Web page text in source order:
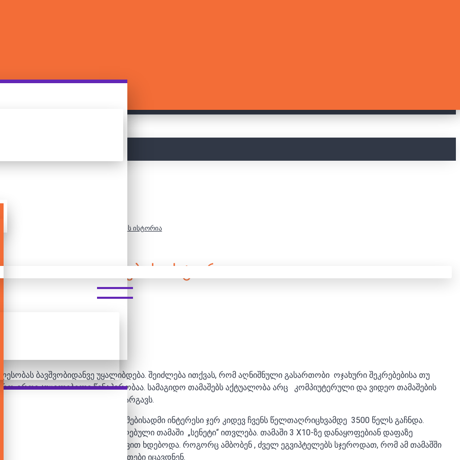
სამაგიდო თამაშების ისტორია
ᲗᲐᲛᲐᲨᲔᲑᲘᲡ ᲘᲡᲢᲝᲠᲘᲐ
ბავშვობიდანვე უყალიბდება. შეიძლება ითქვას, რომ აღნიშნული გასართობი ოჯახური შეკრებებისა თუ
ერთი აუცილებელი წინაპირობაა. სამაგიდო თამაშებს აქტუალობა არც კომპიუტერული და ვიდეო თამაშების
ეპოქაში დაუკარგავს.
გაგება, რომ სამაგიდო თამაშებისადმი ინტერესი ჯერ კიდევ ჩვენს წელთაღრიცხვამდე 3500 წელს გაჩნდა.
ძველ ეგვიპტეში გავრცელებული თამაში „სენეტი“ ითვლება. თამაში 3 X10-ზე დანაყოფებიან დაფაზე
გამოსახული ნიშნების მიხედვით ხდებოდა. როგორც ამბობენ , ძველ ეგვიპტელებს სჯეროდათ, რომ ამ თამაშში
გამარჯვებულებს ღმერთები იცავდნენ.